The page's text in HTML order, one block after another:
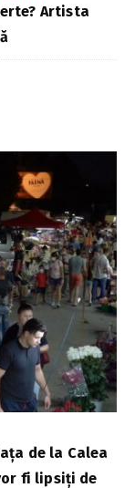
Artista
de la Calea
fi lipsiți de